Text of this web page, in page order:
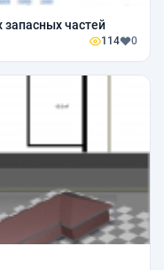
частей
114 0